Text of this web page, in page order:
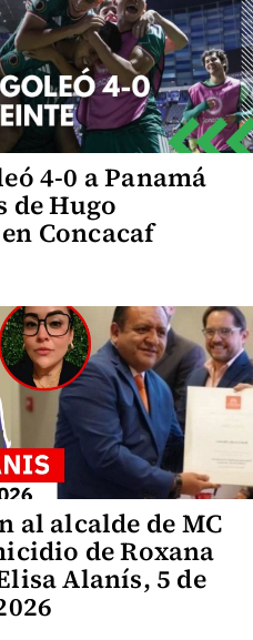
4-0 a Panamá
de Hugo
Concacaf
al alcalde de MC
de Roxana
Alanís, 5 de